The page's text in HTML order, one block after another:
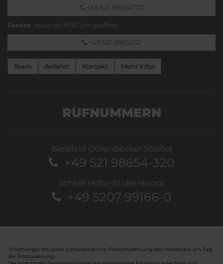
+49 521-98654777
Service: heute bis 18:00 Uhr geöffnet
+49 521-9865432
Team Anfahrt Kontakt Mehr Infos
RUFNUMMERN
Bielefeld (Jöllenbecker Straße)
+49 521 98654-320
Schloß Holte-Stukenbrock
+49 5207 99166-0
Ehemaliger Neupreis (Unverbindliche Preisempfehlung des Herstellers am Tag
der Erstzulassung).